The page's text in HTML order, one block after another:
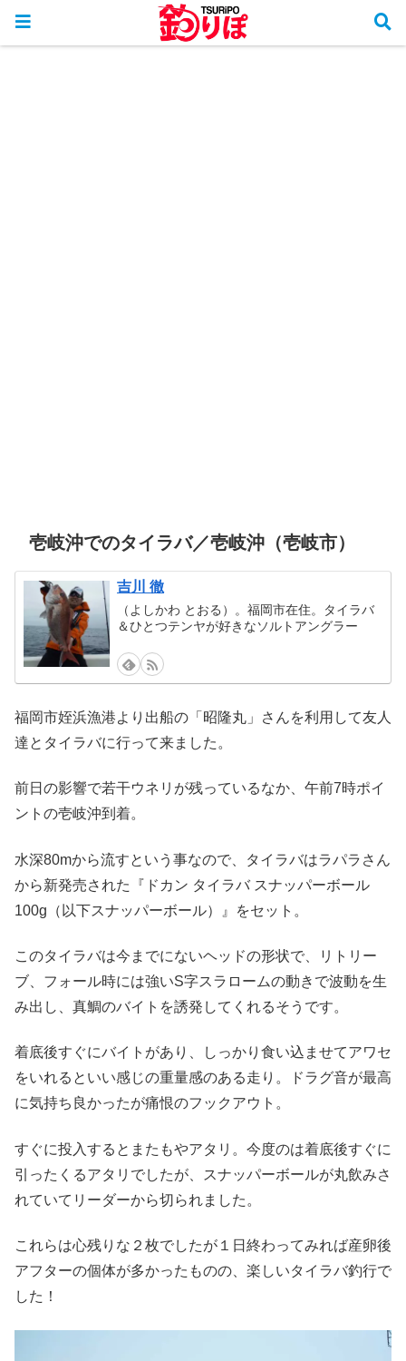
ホーム 釣行リポート
壱岐沖でのタイラバ／壱岐沖（壱岐市）
吉川 徹
（よしかわ とおる）。福岡市在住。タイラバ
＆ひとつテンヤが好きなソルトアングラー
福岡市姪浜漁港より出船の「昭隆丸」さんを利用して友人
達とタイラバに行って来ました。
前日の影響で若干ウネリが残っているなか、午前7時ポイ
ントの壱岐沖到着。
水深80mから流すという事なので、タイラバはラパラさん
から新発売された『ドカン タイラバ スナッパーボール
100g（以下スナッパーボール）』をセット。
このタイラバは今までにないヘッドの形状で、リトリー
ブ、フォール時には強いS字スラロームの動きで波動を生
み出し、真鯛のバイトを誘発してくれるそうです。
着底後すぐにバイトがあり、しっかり食い込ませてアワセ
をいれるといい感じの重量感のある走り。ドラグ音が最高
に気持ち良かったが痛恨のフックアウト。
すぐに投入するとまたもやアタリ。今度のは着底後すぐに
引ったくるアタリでしたが、スナッパーボールが丸飲みさ
れていてリーダーから切られました。
これらは心残りな２枚でしたが１日終わってみれば産卵後
アフターの個体が多かったものの、楽しいタイラバ釣行で
した！